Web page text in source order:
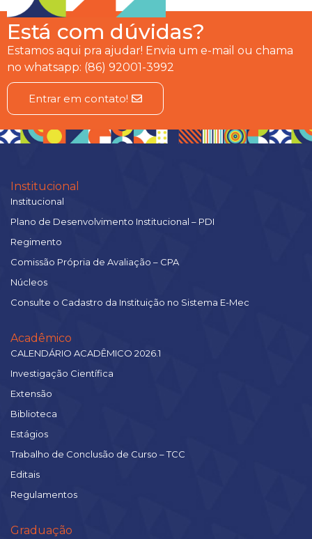
Está com dúvidas?
Estamos aqui pra ajudar! Envia um e-mail ou chama
no whatsapp: (86) 92001-3992
Entrar em contato!
Institucional
Institucional
Plano de Desenvolvimento Institucional – PDI
Regimento
Comissão Própria de Avaliação – CPA
Núcleos
Consulte o Cadastro da Instituição no Sistema E-Mec
Acadêmico
CALENDÁRIO ACADÊMICO 2026.1
Investigação Científica
Extensão
Biblioteca
Estágios
Trabalho de Conclusão de Curso – TCC
Editais
Regulamentos
Graduação